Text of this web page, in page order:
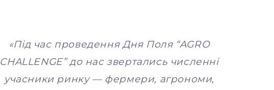
«Під час проведення Дня Поля “AGRO
CHALLENGE” до нас звертались численні
учасники ринку — фермери, агрономи,